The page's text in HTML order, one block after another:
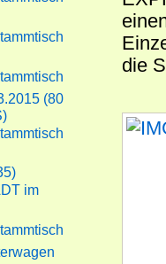
die
(80
im